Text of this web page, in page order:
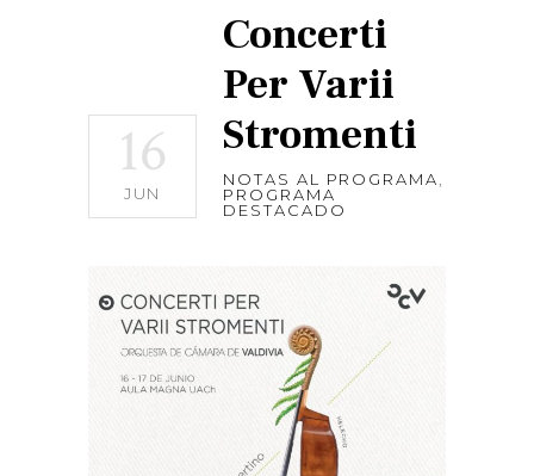
16
JUN
Concerti
Per Varii
Stromenti
NOTAS AL PROGRAMA,
PROGRAMA
DESTACADO